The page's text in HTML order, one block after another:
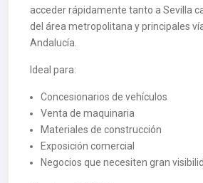
acceder rápidamente tanto a Sevilla
del área metropolitana y principales
Andalucía.
Ideal para:
Concesionarios de vehículos
Venta de maquinaria
Materiales de construcción
Exposición comercial
Negocios que necesiten gran